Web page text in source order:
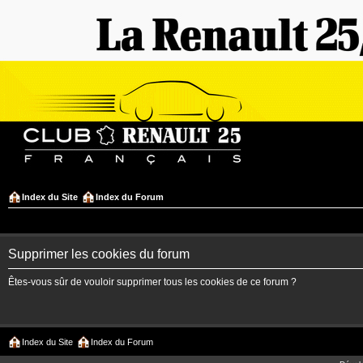
Index du Site Index du Forum
Supprimer les cookies du forum
Êtes-vous sûr de vouloir supprimer tous les cookies de ce forum ?
Index du Site Index du Forum